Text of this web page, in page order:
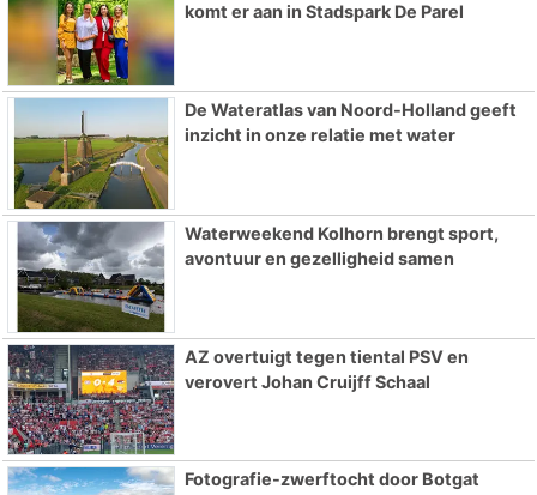
komt er aan in Stadspark De Parel
De Wateratlas van Noord-Holland geeft
inzicht in onze relatie met water
Waterweekend Kolhorn brengt sport,
avontuur en gezelligheid samen
AZ overtuigt tegen tiental PSV en
verovert Johan Cruijff Schaal
Fotografie-zwerftocht door Botgat